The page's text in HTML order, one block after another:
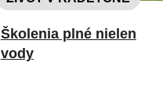
Školenia plné nielen
vody